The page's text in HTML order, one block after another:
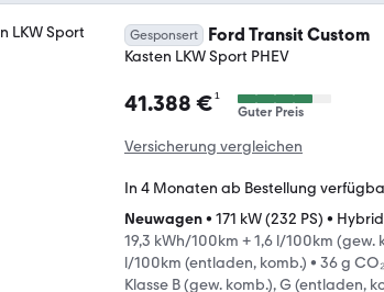
Gesponsert Ford Transit Custom
Kasten LKW Sport PHEV
41.388 €¹
Guter Preis
Versicherung vergleichen
In 4 Monaten ab Bestellung
Neuwagen• 171 kW (232 PS) •
19,3 kWh/100km + 1,6 l/100km (gew.
l/100km (entladen, komb.) • 36 g
Klasse B (gew. komb.), G (entladen,